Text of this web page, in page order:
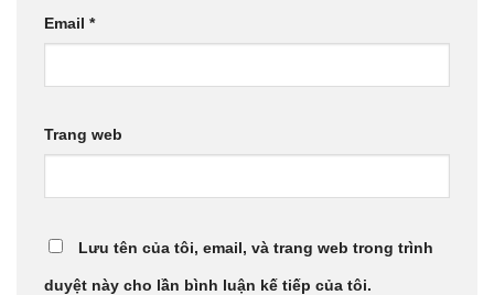
Email *
Trang web
Lưu tên của tôi, email, và trang web trong trình
duyệt này cho lần bình luận kế tiếp của tôi.